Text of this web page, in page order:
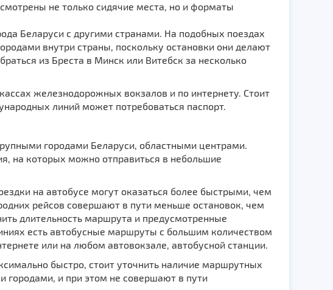
не только сидячие места, но и форматы
Беларуси с другими странами. На подобных поездах
внутри страны, поскольку остановки они делают
из Бреста в Минск или Витебск за несколько
железнодорожных вокзалов и по интернету. Стоит
линий может потребоваться паспорт.
городами Беларуси, областными центрами.
на которых можно отправиться в небольшие
на автобусе могут оказаться более быстрыми, чем
рейсов совершают в пути меньше остановок, чем
длительность маршрута и предусмотренные
есть автобусные маршруты с большим количеством
или на любом автовокзале, автобусной станции.
быстро, стоит уточнить наличие маршрутных
и при этом не совершают в пути